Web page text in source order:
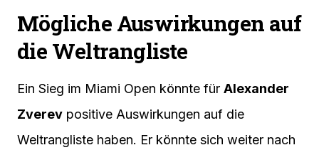
Mögliche Auswirkungen auf
die Weltrangliste
Ein Sieg im Miami Open könnte für Alexander
Zverev positive Auswirkungen auf die
Weltrangliste haben. Er könnte sich weiter nach